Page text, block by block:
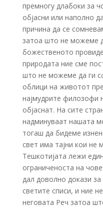
премногу длабоки за
објасни или наполно
причина да се
затоа што не можеме
божественото
природата ние сме
што не можеме да ги
облици на животот
најмудрите филозофи
објаснат. На сите
надминуваат нашата
тогаш да бидеме
свет има тајни кои
Тешкотијата лежи
ограниченоста на
дал доволно докази
светите списи, и ние
неговата Реч затоа